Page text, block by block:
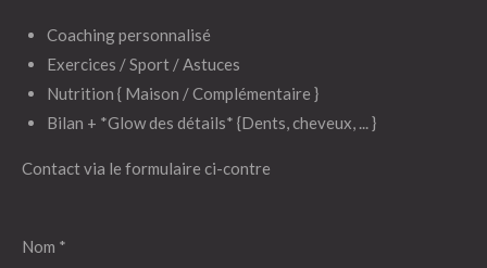
Coaching personnalisé
Exercices / Sport / Astuces
Nutrition { Maison / Complémentaire }
Bilan + *Glow des détails* {Dents, cheveux, ... }
Contact via le formulaire ci-contre
Nom *